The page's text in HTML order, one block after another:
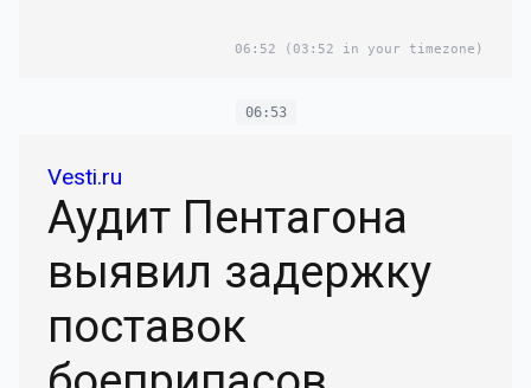
06:52 (03:52 in your timezone)
06:53
Vesti.ru
Аудит Пентагона
выявил задержку
поставок